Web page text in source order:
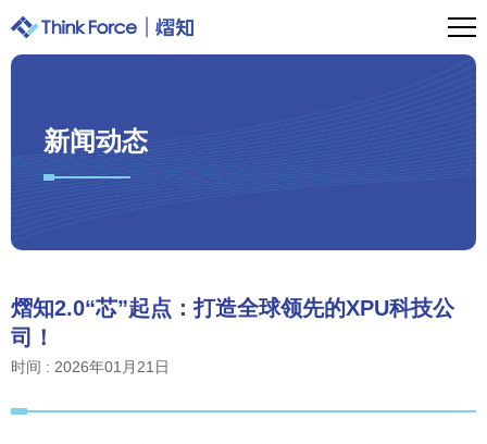
新闻动态
熠知2.0“芯”起点：打造全球领先的XPU科技公
司！
时间 : 2026年01月21日